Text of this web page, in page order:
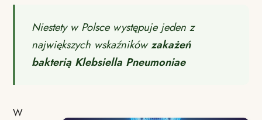
Niestety w Polsce występuje jeden z
największych wskaźnikówzakażeń
bakterią Klebsiella Pneumoniae
W